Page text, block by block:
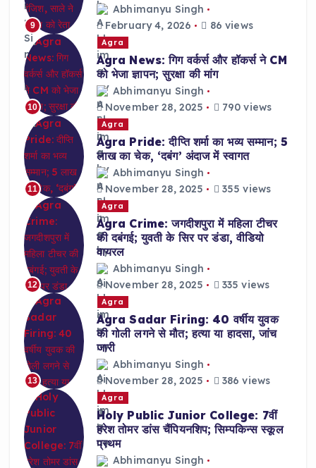
9
Abhimanyu Singh
February 4, 2026
86 views
10
Agra
Agra News: गिग वर्कर्स और हॉकर्स ने CM
को भेजा ज्ञापन; सुरक्षा की मांग
Abhimanyu Singh
November 28, 2025
790 views
11
Agra
Agra Pride: दीप्ति शर्मा का भव्य सम्मान; 5
लाख का चेक, ‘दबंग’ अंदाज में स्वागत
Abhimanyu Singh
November 28, 2025
355 views
12
Agra
Agra Crime: जगदीशपुरा में महिला टीचर
की दबंगई; युवती के सिर पर डंडा, वीडियो
वायरल
Abhimanyu Singh
November 28, 2025
335 views
13
Agra
Agra Sadar Firing: 40 वर्षीय युवक
की गोली लगने से मौत; हत्या या हादसा, जांच
जारी
Abhimanyu Singh
November 28, 2025
386 views
Agra
Holy Public Junior College: 7वीं
हरेश तोमर डांस चैंपियनशिप; सिम्पकिन्स स्कूल
प्रथम
Abhimanyu Singh